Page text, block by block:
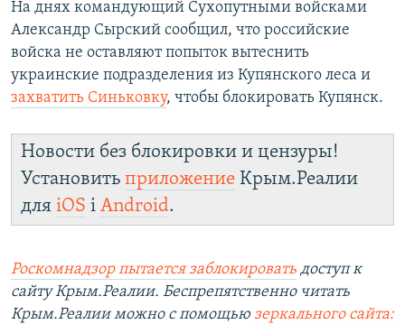
На днях командующий Сухопутными войсками
Александр Сырский сообщил, что российские
войска не оставляют попыток вытеснить
украинские подразделения из Купянского леса и
захватить Синьковку, чтобы блокировать Купянск.
Новости без блокировки и цензуры!
Установить приложение Крым.Реалии
для iOS і Android.
Роскомнадзор пытается заблокировать доступ к
сайту Крым.Реалии. Беспрепятственно читать
Крым.Реалии можно с помощью зеркального сайта: